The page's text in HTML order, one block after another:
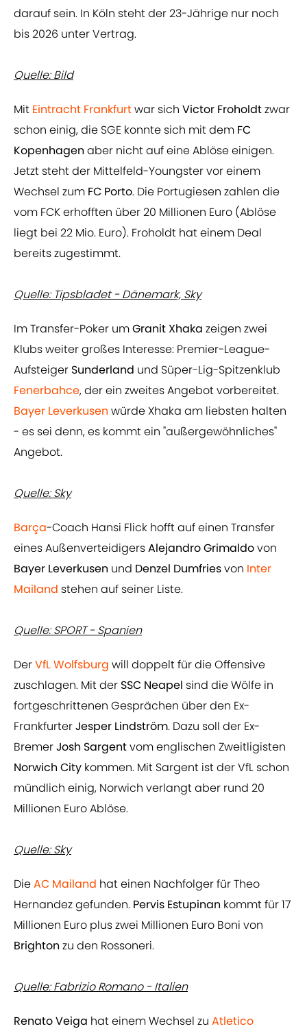
darauf sein. In Köln steht der 23-Jährige nur noch
bis 2026 unter Vertrag.
Quelle: Bild
Mit Eintracht Frankfurtwar sich Victor Froholdtzwar
schon einig, die SGE konnte sich mit dem FC
Kopenhagen aber nicht auf eine Ablöse einigen.
Jetzt steht der Mittelfeld-Youngster vor einem
Wechsel zum FC Porto. Die Portugiesen zahlen die
vom FCK erhofften über 20 Millionen Euro (Ablöse
liegt bei 22 Mio. Euro). Froholdt hat einem Deal
bereits zugestimmt.
Quelle: Tipsbladet - Dänemark, Sky
Im Transfer-Poker umGranit Xhaka zeigen zwei
Klubs weiter großes Interesse: Premier-League-
Aufsteiger Sunderland und Süper-Lig-Spitzenklub
Fenerbahce, der ein zweites Angebot vorbereitet.
Bayer Leverkusen würde Xhaka am liebsten halten
- es sei denn, es kommt ein "außergewöhnliches"
Angebot.
Quelle: Sky
Barça-Coach Hansi Flick hofft auf einen Transfer
eines AußenverteidigersAlejandro Grimaldovon
Bayer Leverkusen und Denzel Dumfriesvon Inter
Mailand stehen auf seiner Liste.
Quelle: SPORT - Spanien
DerVfL Wolfsburg will doppelt für die Offensive
zuschlagen. Mit der SSC Neapel sind die Wölfe in
fortgeschrittenen Gesprächen über den Ex-
FrankfurterJesper Lindström. Dazu soll der Ex-
BremerJosh Sargentvom englischen Zweitligisten
Norwich City kommen. Mit Sargent ist der VfL schon
mündlich einig, Norwich verlangt aber rund 20
Millionen Euro Ablöse.
Quelle: Sky
DieAC Mailand hat einen Nachfolger für Theo
Hernandez gefunden. Pervis Estupinan kommt für 17
Millionen Euro plus zwei Millionen Euro Boni von
Brighton zu den Rossoneri.
Quelle: Fabrizio Romano - Italien
Renato Veiga hat einem Wechsel zu Atletico